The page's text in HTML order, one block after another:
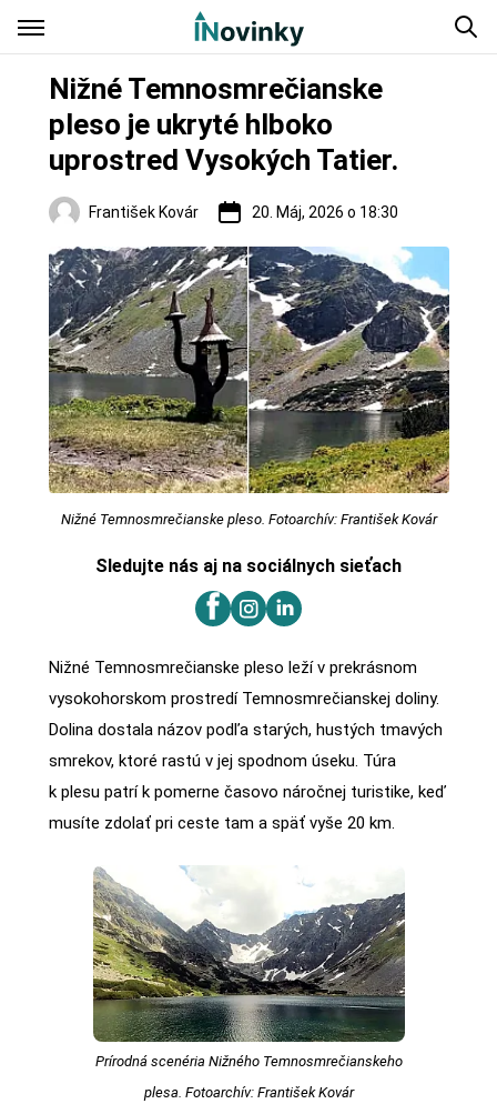
Nižné Temnosmrečianske
pleso je ukryté hlboko
uprostred Vysokých Tatier.
František Kovár 20. Máj, 2026 o 18:30
Regióny
Nižné Temnosmrečianske pleso. Fotoarchív: František Kovár
Sledujte nás aj na sociálnych sieťach
Nižné Temnosmrečianske pleso leží v prekrásnom
vysokohorskom prostredí Temnosmrečianskej doliny.
Dolina dostala názov podľa starých, hustých tmavých
smrekov, ktoré rastú v jej spodnom úseku. Túra
k plesu patrí k pomerne časovo náročnej turistike, keď
musíte zdolať pri ceste tam a späť vyše 20 km.
Prírodná scenéria Nižného Temnosmrečianskeho
plesa. Fotoarchív: František Kovár